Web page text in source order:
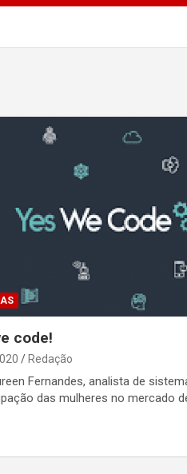
code!
Redação
Fernandes, analista de
das mulheres no mercado